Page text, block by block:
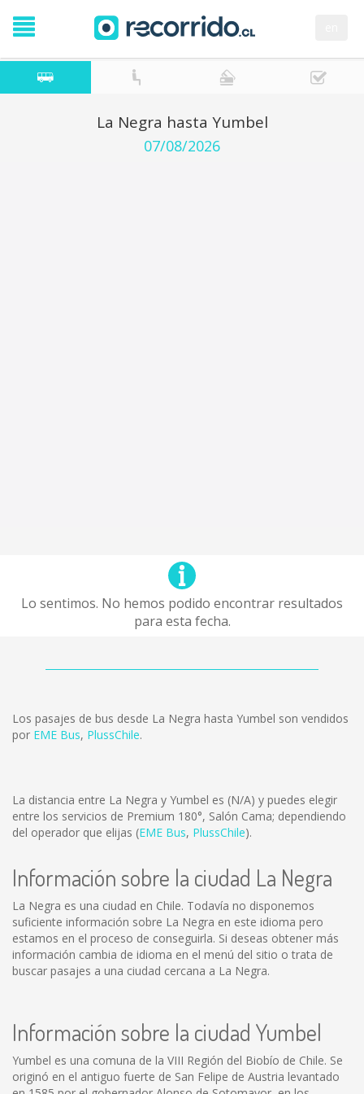
La Negra hasta Yumbel
07/08/2026
Lo sentimos. No hemos podido encontrar resultados
para esta fecha.
Los pasajes de bus desde La Negra hasta Yumbel son vendidos
por EME Bus, PlussChile.
La distancia entre La Negra y Yumbel es (N/A) y puedes elegir
entre los servicios de Premium 180°, Salón Cama; dependiendo
del operador que elijas (EME Bus, PlussChile).
Información sobre la ciudad La Negra
La Negra es una ciudad en Chile. Todavía no disponemos
suficiente información sobre La Negra en este idioma pero
estamos en el proceso de conseguirla. Si deseas obtener más
información cambia de idioma en el menú del sitio o trata de
buscar pasajes a una ciudad cercana a La Negra.
Información sobre la ciudad Yumbel
Yumbel es una comuna de la VIII Región del Biobío de Chile. Se
originó en el antiguo fuerte de San Felipe de Austria levantado